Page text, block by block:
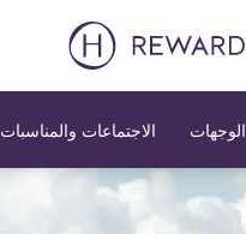
الوجهات الاجتماعات والمناسبات